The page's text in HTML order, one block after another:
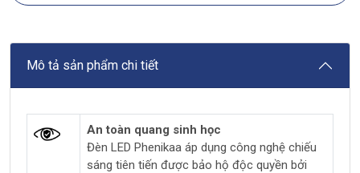
Mô tả sản phẩm chi tiết
An toàn quang sinh học
Đèn LED Phenikaa áp dụng công nghệ chiếu
sáng tiên tiến được bảo hộ độc quyền bởi